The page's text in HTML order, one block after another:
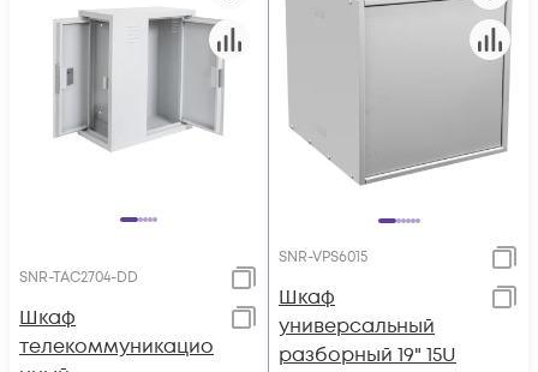
SNR-TAC2704-DD
Шкаф
телекоммуникацио
SNR-VPS6015
Шкаф
универсальный
разборный 19" 15U